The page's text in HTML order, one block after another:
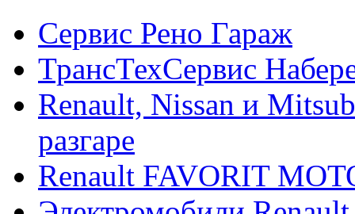
Сервис Рено Гараж
ТрансТехСервис
Renault, Nissan и
разгаре
Renault FAVORIT